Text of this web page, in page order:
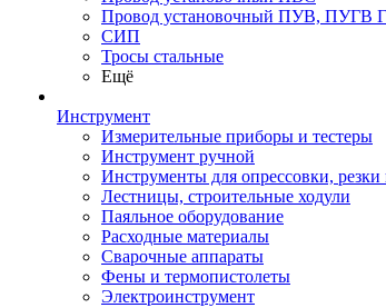
Провод установочный ПУВ, ПУГВ
СИП
Тросы стальные
Ещё
Инструмент
Измерительные приборы и тестеры
Инструмент ручной
Инструменты для опрессовки, резки
Лестницы, строительные ходули
Паяльное оборудование
Расходные материалы
Сварочные аппараты
Фены и термопистолеты
Электроинструмент